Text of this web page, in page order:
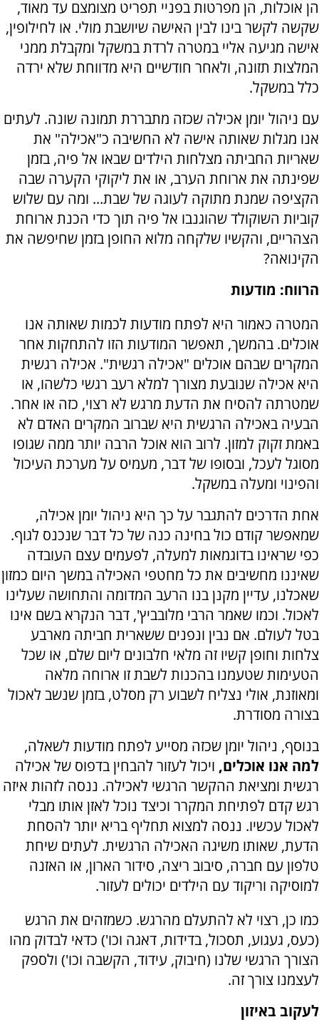
הן אוכלות, הן מפרטות בפניי תפריט מצומצם עד מאוד,
שקשה לקשר בינו לבין האישה שיושבת מולי. או לחילופין,
אישה מגיעה אליי במטרה לרדת במשקל ומקבלת ממני
המלצות תזונה, ולאחר חודשיים היא מדווחת שלא ירדה
כלל במשקל.
עם ניהול יומן אכילה שכזה מתבררת תמונה שונה. לעתים
אנו מגלות שאותה אישה לא החשיבה כ"אכילה" את
שאריות החביתה מצלחות הילדים שבאו אל פיה, בזמן
שפינתה את ארוחת הערב, או את ליקוקי הקערה שבה
הקציפה שמנת מתוקה לעוגה של שבת... ומה עם שלוש
קוביות השוקולד שהוגנבו אל פיה תוך כדי הכנת ארוחת
הצהריים, והקשיו שלקחה מלוא החופן בזמן שחיפשה את
הקינואה?
הרווח: מודעות
המטרה כאמור היא לפתח מודעות לכמות שאותה אנו
אוכלים. בהמשך, תאפשר המודעות הזו להתחקות אחר
המקרים שבהם אוכלים "אכילה רגשית". אכילה רגשית
היא אכילה שנובעת מצורך למלא רעב רגשי כלשהו, או
שמטרתה להסיח את הדעת מרגש לא רצוי, כזה או אחר.
הבעיה באכילה הרגשית היא שברוב המקרים האדם לא
באמת זקוק למזון. לרוב הוא אוכל הרבה יותר ממה שגופו
מסוגל לעכל, ובסופו של דבר, מעמיס על מערכת העיכול
והפינוי ומעלה במשקל.
אחת הדרכים להתגבר על כך היא ניהול יומן אכילה,
שמאפשר קודם כול בחינה כנה של כל דבר שנכנס לגוף.
כפי שראינו בדוגמאות למעלה, לפעמים עצם העובדה
שאיננו מחשיבים את כל מחטפי האכילה במשך היום כמזון
שאכלנו, עדיין מקנן בנו הרעב המדומה והתחושה שעלינו
לאכול. וכמו שאמר הרבי מלובביץ', דבר הנקרא בשם אינו
בטל לעולם. אם נבין ונפנים ששארית חביתה מארבע
צלחות וחופן קשיו זה מלאי חלבונים ליום שלם, או שכל
הטעימות שטעמנו בהכנות לשבת זו ארוחה מלאה
ומאוזנת, אולי נצליח לשבוע רק מסלט, בזמן שנשב לאכול
בצורה מסודרת.
בנוסף, ניהול יומן שכזה מסייע לפתח מודעות לשאלה,
למה אנו אוכלים, ויכול לעזור להבחין בדפוס של אכילה
רגשית ומציאת ההקשר הרגשי לאכילה. ננסה לזהות איזה
רגש קדם לפתיחת המקרר וכיצד נוכל לאזן אותו מבלי
לאכול עכשיו. ננסה למצוא תחליף בריא יותר להסחת
הדעת, שאותו משיגה האכילה הרגשית. לעתים שיחת
טלפון עם חברה, סיבוב ריצה, סידור הארון, או האזנה
למוסיקה וריקוד עם הילדים יכולים לעזור.
כמו כן, רצוי לא להתעלם מהרגש. כשמזהים את הרגש
(כעס, געגוע, תסכול, בדידות, דאגה וכו') כדאי לבדוק מהו
הצורך הרגשי שלנו (חיבוק, עידוד, הקשבה וכו') ולספק
לעצמנו צורך זה.
לעקוב באיזון